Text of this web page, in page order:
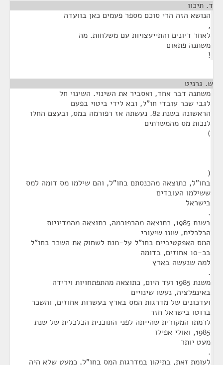
ד. תיכוו
הנושא הזה הרי סוכם מספר פעמים כאן בוועדה
,
לאחר דיונים והתייעצויות עם משלחות. מה
משתנה פתאום
!
ש. גרניט
משתנה דבר אחד, ואסביר את השינוי. השינוי חל
לגבי שכר עובדי חו"ל, ובא לידי ביטוי בפעם
הראשונה בשנת 82. נעשתה אז רפורמה במס, ובעצם החלו
לנכות מס מהמשרתים
)
(
בחו"ל, כתוצאה מהכנסתם בחו"ל, והם שילמו מס דומה למס
ששילמו העובדים
בישראל
.
בשנת 1985, כתוצאה מהרפורמה, כתוצאה מהמדיניות
הכלכלית, שונו שיעורי
המס האפקטיביים בחו"ל על-מנת לשחוק את השכר בחו"ל
בכ-10 אחוזים, בדומה
למה שנעשה בארץ
.
משנת 1985 ועד היום, כתוצאה מהתפתחויות וירידה
באינפלציה, נעשו שינויים
ועדכונים של מדרגות המס בארץ בעשרות אחוזים, והשכר
ברוטו בישראל חזר
לרמתו המקורית שהייתה לפני התוכנית הכלכלית של שנת
1985, ואולי אפילו
מעט יותר
.
לעומת זאת, בתיקון במדרגות המס בחו"ל, כמעט שלא היה